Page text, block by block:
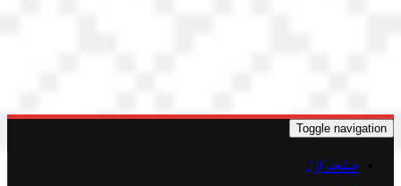
Toggle navigation
صفحہ اوّل